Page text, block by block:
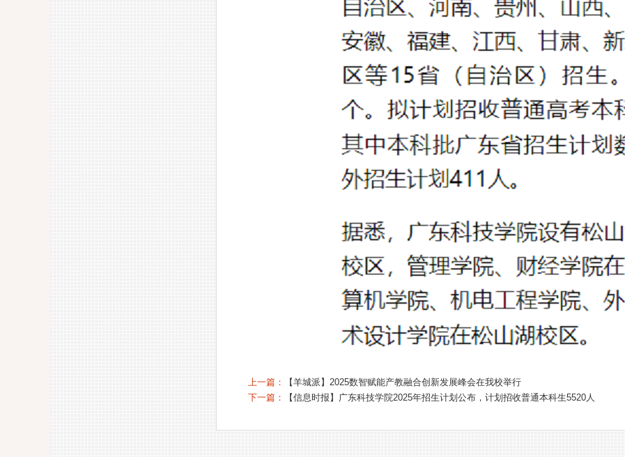
上一篇：
【羊城派】2025数智赋能产教融合创新发展峰会在我校举行
下一篇：
【信息时报】广东科技学院2025年招生计划公布，计划招收普通本科生5520人